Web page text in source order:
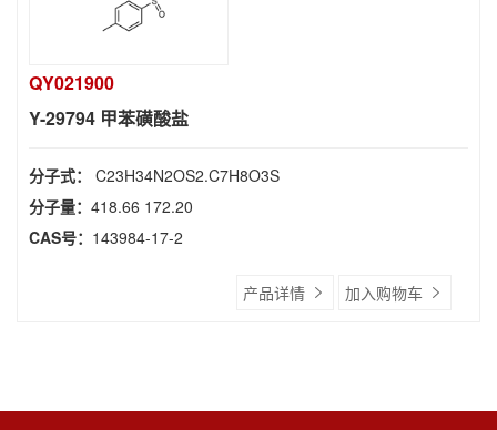
QY021900
Y-29794 甲苯磺酸盐
分子式： C23H34N2OS2.C7H8O3S
分子量： 418.66 172.20
CAS号： 143984-17-2
产品详情 加入购物车